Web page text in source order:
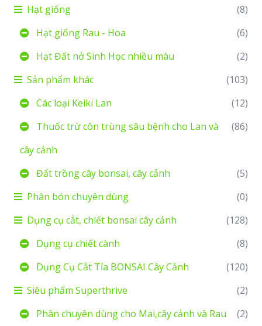
Hạt giống
(8)
Hạt giống Rau - Hoa
(6)
Hạt Đất nở Sinh Học nhiều màu
(2)
Sản phẩm khác
(103)
Các loại Keiki Lan
(12)
Thuốc trừ côn trùng sâu bệnh cho Lan và
cây cảnh
(86)
Đất trồng cây bonsai, cây cảnh
(5)
Phân bón chuyên dùng
(0)
Dụng cụ cắt, chiết bonsai cây cảnh
(128)
Dụng cụ chiết cành
(8)
Dụng Cụ Cắt Tỉa BONSAI Cây Cảnh
(120)
Siêu phẩm Superthrive
(2)
Phân chuyên dùng cho Mai,cây cảnh và Rau
(2)